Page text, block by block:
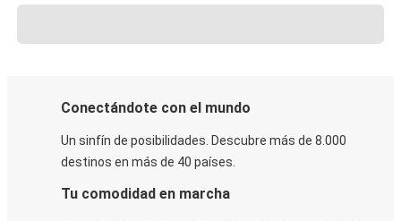
Conectándote con el mundo
Un sinfín de posibilidades. Descubre más de 8.000
destinos en más de 40 países.
Tu comodidad en marcha